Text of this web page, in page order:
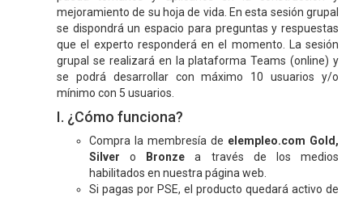
mejoramiento de su hoja de vida. En esta sesión grupal
se dispondrá un espacio para preguntas y respuestas
que el experto responderá en el momento. La sesión
grupal se realizará en la plataforma Teams (online) y
se podrá desarrollar con máximo 10 usuarios y/o
mínimo con 5 usuarios.
I. ¿Cómo funciona?
Compra la membresía de elempleo.com Gold,
Silver o Bronze a través de los medios
habilitados en nuestra página web.
Si pagas por PSE, el producto quedará activo de